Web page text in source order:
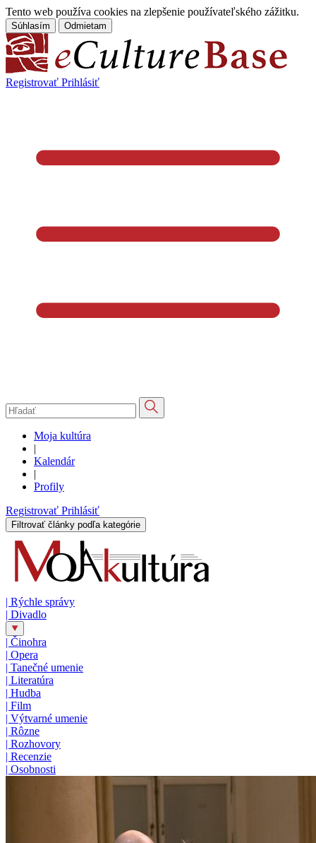
Tento web používa cookies na zlepšenie používateľského zážitku.
Súhlasím Odmietam
Registrovať Prihlásiť
Moja kultúra
|
Kalendár
|
Profily
Registrovať Prihlásiť
Filtrovať články podľa kategórie
| Rýchle správy
| Divadlo
| Činohra
| Opera
| Tanečné umenie
| Literatúra
| Hudba
| Film
| Výtvarné umenie
| Rôzne
| Rozhovory
| Recenzie
| Osobnosti